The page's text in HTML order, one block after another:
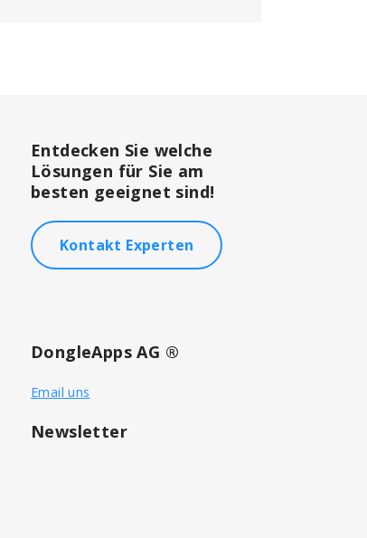
Entdecken Sie welche
Lösungen für Sie am
besten geeignet sind!
Kontakt Experten
DongleApps AG ®
Email uns
Newsletter